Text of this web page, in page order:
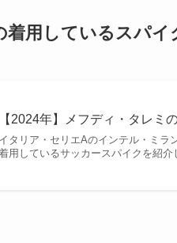
着用しているスパイ
【2024年】メフディ・タレミ
イタリア・セリエAのインテル・ミラ
用しているサッカースパイクを紹